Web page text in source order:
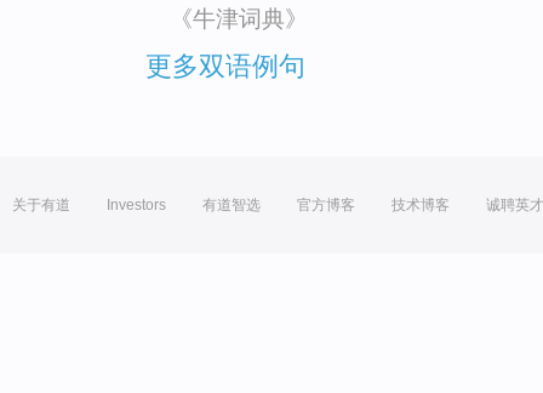
《牛津词典》
更多双语例句
关于有道 Investors 有道智选 官方博客 技术博客 诚聘英才